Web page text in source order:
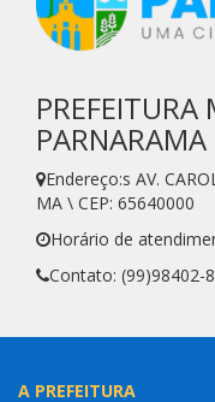
PREFEITURA
PARNARAMA
Endereço:s AV.
MA \ CEP: 65640000
Horário de
Contato: (99)98402-
A PREFEITURA